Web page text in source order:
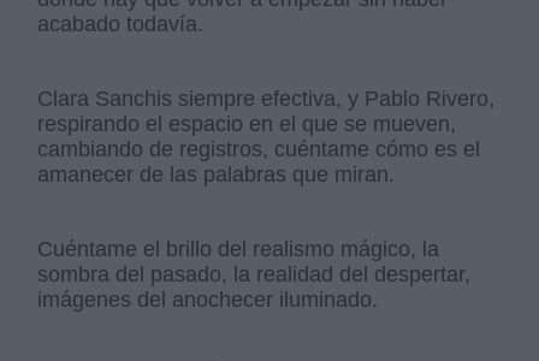
acabado todavía.
Clara Sanchis siempre efectiva, y Pablo Rivero,
respirando el espacio en el que se mueven,
cambiando de registros, cuéntame cómo es el
amanecer de las palabras que miran.
Cuéntame el brillo del realismo mágico, la
sombra del pasado, la realidad del despertar,
imágenes del anochecer iluminado.